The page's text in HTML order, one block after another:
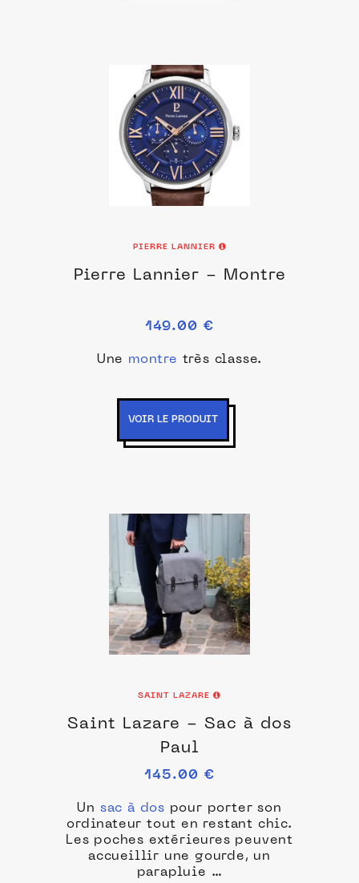
PIERRE LANNIER
Pierre Lannier - Montre
149.00 €
Une montre très classe.
VOIR LE PRODUIT
SAINT LAZARE
Saint Lazare - Sac à dos
Paul
145.00 €
Un sac à dos pour porter son
ordinateur tout en restant chic.
Les poches extérieures peuvent
accueillir une gourde, un
parapluie …